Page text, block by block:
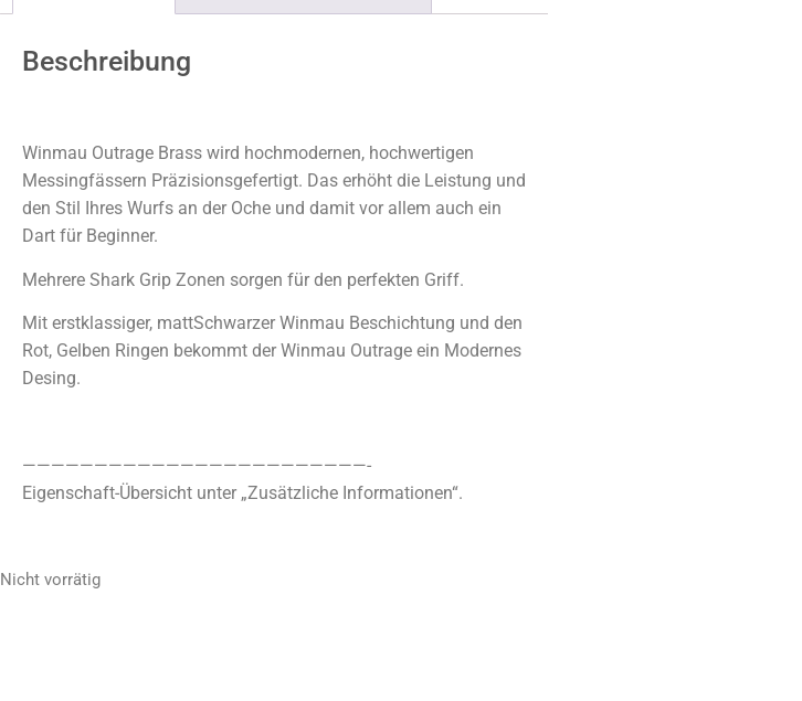
Beschreibung
Winmau Outrage Brass wird hochmodernen, hochwertigen
Messingfässern Präzisionsgefertigt. Das erhöht die Leistung und
den Stil Ihres Wurfs an der Oche und damit vor allem auch ein
Dart für Beginner.
Mehrere Shark Grip Zonen sorgen für den perfekten Griff.
Mit erstklassiger, mattSchwarzer Winmau Beschichtung und den
Rot, Gelben Ringen bekommt der Winmau Outrage ein Modernes
Desing.
————————————————————————-
Eigenschaft-Übersicht unter „Zusätzliche Informationen“.
Nicht vorrätig